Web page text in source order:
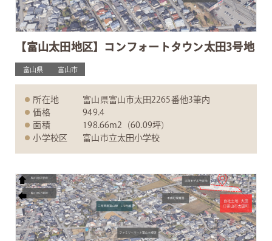
【富山太田地区】コンフォートタウン太田3号地
富山県 富山市
所在地
富山県富山市太田2265番他3筆内
価格
949.4
面積
198.66m2（60.09坪）
小学校区
富山市立太田小学校